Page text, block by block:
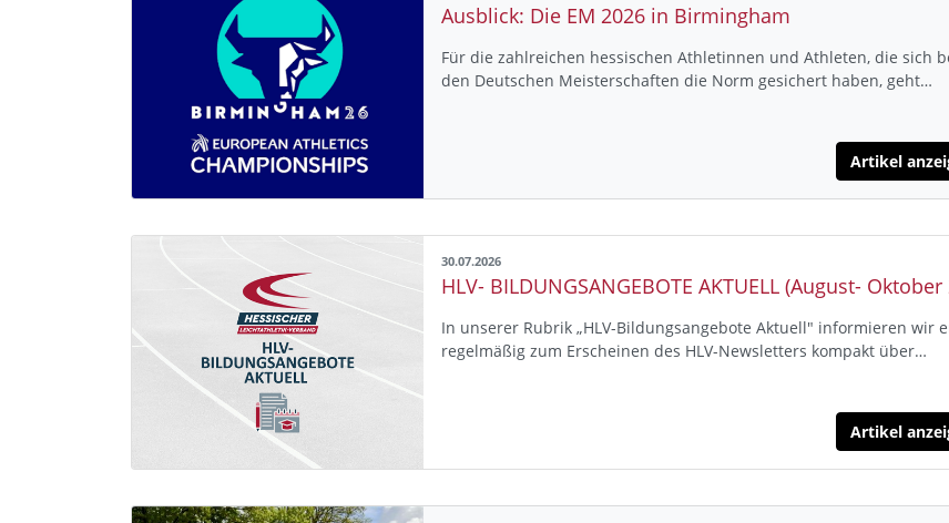
Ausblick: Die EM 2026 in Birmingham
Für die zahlreichen hessischen Athletinnen und Athleten, die sich
den Deutschen Meisterschaften die Norm gesichert haben, geht…
Artikel
30.07.2026
In unserer Rubrik „HLV-Bildungsangebote Aktuell" informieren wir
regelmäßig zum Erscheinen des HLV-Newsletters kompakt über…
Artikel